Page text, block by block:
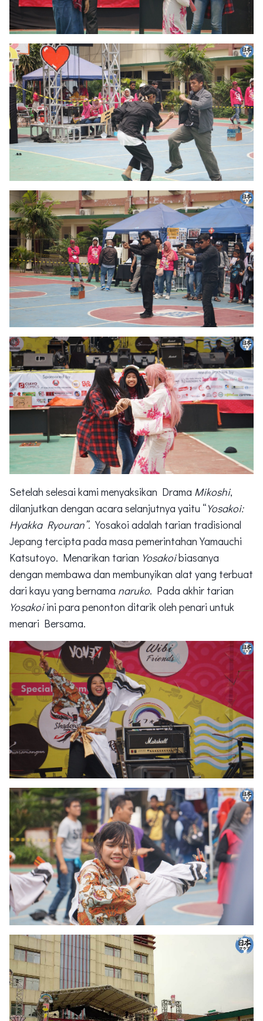
Setelah selesai kami menyaksikan Drama Mikoshi,
dilanjutkan dengan acara selanjutnya yaitu “Yosakoi:
Hyakka Ryouran”. Yosakoi adalah tarian tradisional
Jepang tercipta pada masa pemerintahan Yamauchi
Katsutoyo. Menarikan tarian Yosakoibiasanya
dengan membawa dan membunyikan alat yang terbuat
dari kayu yang bernama naruko. Pada akhir tarian
Yosakoiini para penonton ditarik oleh penari untuk
menari Bersama.